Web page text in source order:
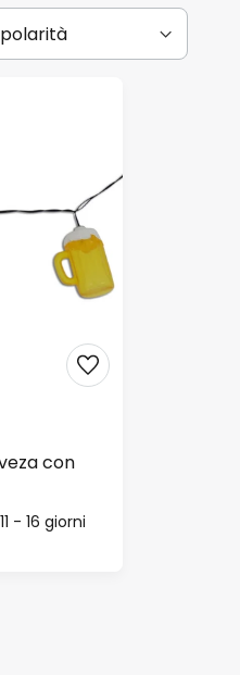
con
- 16 giorni